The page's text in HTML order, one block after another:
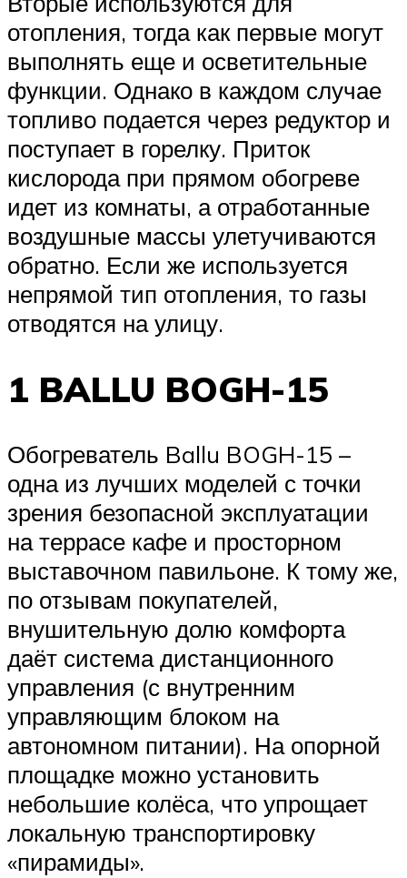
отопления, тогда как первые могут
выполнять еще и осветительные
функции. Однако в каждом случае
топливо подается через редуктор и
поступает в горелку. Приток
кислорода при прямом обогреве
идет из комнаты, а отработанные
воздушные массы улетучиваются
обратно. Если же используется
непрямой тип отопления, то газы
отводятся на улицу.
1 BALLU BOGH-15
Обогреватель Ballu BOGH-15 –
одна из лучших моделей с точки
зрения безопасной эксплуатации
на террасе кафе и просторном
выставочном павильоне. К тому же,
по отзывам покупателей,
внушительную долю комфорта
даёт система дистанционного
управления (с внутренним
управляющим блоком на
автономном питании). На опорной
площадке можно установить
небольшие колёса, что упрощает
локальную транспортировку
«пирамиды».